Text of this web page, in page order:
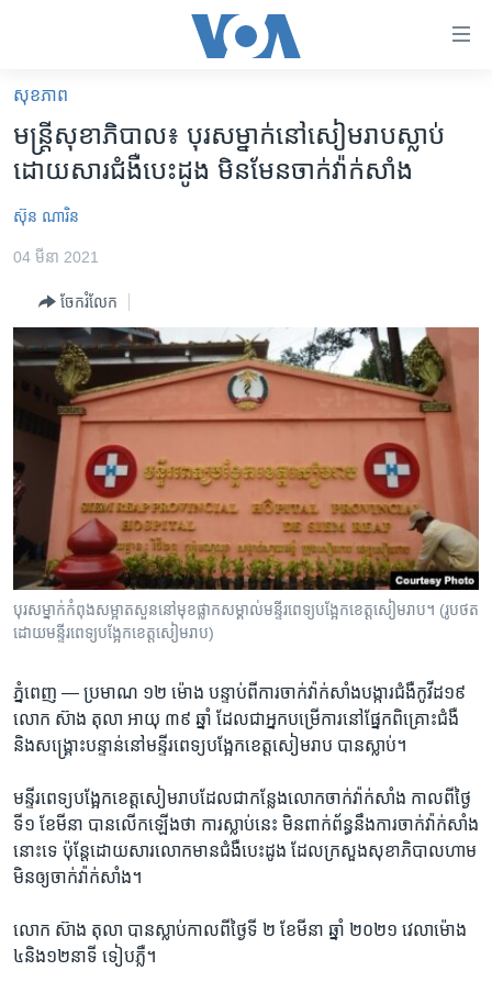
គេហទំព័រ​
ទាក់ទង
និង​
ចូល​
ទំព័រ​
ម្តង
រំលង​
ទំព័រ​
រចនា
សម្ព័ន្ធ​
រំលង​
និង​
ទៅ​
ទំព័រ​
ស្វែង​
អន្តរជាតិ
កម្ពុជាច្នៃប្រតិដ្ឋ
ព្រឹត្តិការណ៍ព័ត៌មាន
ទូរទស្សន៍ / វីដេអូ​
វិទ្យុ / ផតខាសថ៍
កម្មវិធីទាំងអស់
Khmer English
បណ្តាញ​សង្គម
ភាសា
សុខភាព
មន្រ្តី​សុខាភិបាល៖ ​បុរស​​ម្នាក់​នៅ​សៀមរាប​​ស្លាប់​
ដោយ​​សារ​​ជំងឺ​បេះដូង មិន​មែន​ចាក់​វ៉ាក់សាំង
ស៊ុន ណារិន
04 មីនា 2021
ចែករំលែក
បុរសម្នាក់កំពុងសម្អាតសួននៅមុខផ្លាកសម្គាល់មន្ទីរពេទ្យបង្អែកខេត្តសៀមរាប។ (រូបថត
ដោយមន្ទីរពេទ្យបង្អែកខេត្តសៀមរាប)
ភ្នំពេញ — ប្រមាណ​ ១២ ​ម៉ោង បន្ទាប់​ពី​ការ​ចាក់​វ៉ាក់​សាំង​បង្ការ​ជំងឺ​កូវីដ​១៩
លោក ស៊ាង​ តុលា អាយុ ៣៩ ​ឆ្នាំ ដែល​ជា​អ្នក​បម្រើ​ការ​នៅ​ផ្នែក​ពិគ្រោះ​ជំងឺ
និង​សង្រ្គោះ​បន្ទាន់​នៅមន្ទីរពេទ្យ​បង្អែក​ខេត្ត​សៀម​រាប បានស្លាប់។
មន្ទីរ​ពេទ្យ​បង្អែក​ខេត្ត​សៀមរាប​ដែល​ជា​កន្លែង​លោក​ចាក់វ៉ាក់សាំង កាល​ពី​ថ្ងៃ​
ទី​១ ខែ​មីនា បាន​លើក​ឡើង​ថា​ ការ​ស្លាប់​នេះ មិន​ពាក់​ព័ន្ធ​នឹង​ការ​ចាក់​វ៉ាក់សាំង
នោះ​ទេ ប៉ុន្តែ​ដោយសារលោក​មាន​ជំងឺ​បេះដូង ដែល​ក្រសួង​សុខាភិបាល​ហាម​
មិន​ឲ្យ​ចាក់​វ៉ាក់សាំង។
លោក ស៊ាង​ តុលា បាន​ស្លាប់​កាលពីថ្ងៃ​ទី​ ២ ខែ​មីនា ឆ្នាំ ​២០២១ វេលា​ម៉ោង ​
៤​និង​១២នាទី ទៀប​ភ្លឺ​។